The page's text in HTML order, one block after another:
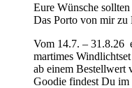
Eure Wünsche
Das Porto von mir zu
Vom 14.7. – 31.8.26
martimes
ab einem Bestellwert
Goodie findest Du